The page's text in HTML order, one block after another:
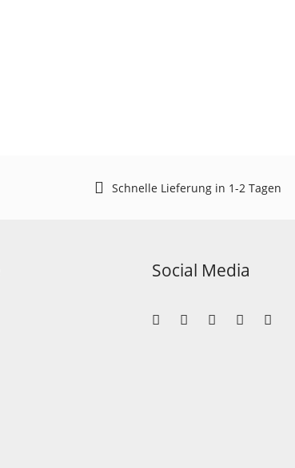
Schnelle Lieferung in 1-2 Tagen
Social Media